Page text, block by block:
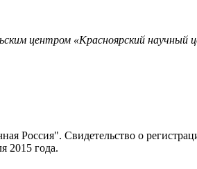
центром «Красноярский научный
Россия". Свидетельство о
2015 года.